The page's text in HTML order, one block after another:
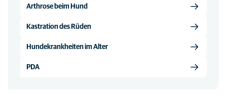
Arthrose beim Hund
Kastration des Rüden
Hundekrankheiten im Alter
PDA